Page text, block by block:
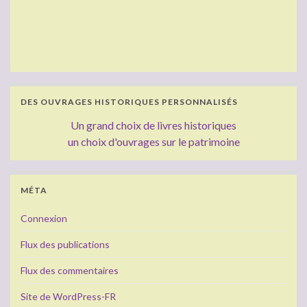
DES OUVRAGES HISTORIQUES PERSONNALISÉS
Un grand choix de livres historiques
un choix d'ouvrages sur le patrimoine
MÉTA
Connexion
Flux des publications
Flux des commentaires
Site de WordPress-FR